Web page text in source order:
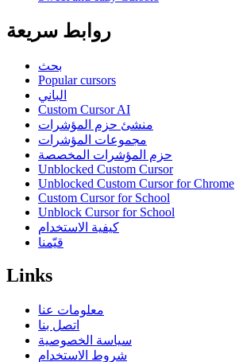
روابط سريعة
بحث
Popular cursors
الباني
Custom Cursor AI
منشئ حزم المؤشرات
مجموعات المؤشرات
حزم المؤشرات المخصصة
Unblocked Custom Cursor
Unblocked Custom Cursor for Chrome
Custom Cursor for School
Unblock Cursor for School
كيفية الاستخدام
قيّمنا
Links
معلومات عنا
اتصل بنا
سياسة الخصوصية
شروط الاستخدام